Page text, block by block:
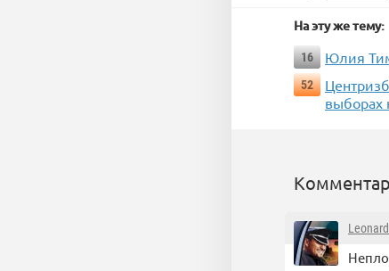
На эту же тему:
16 Юлия
52
выборах